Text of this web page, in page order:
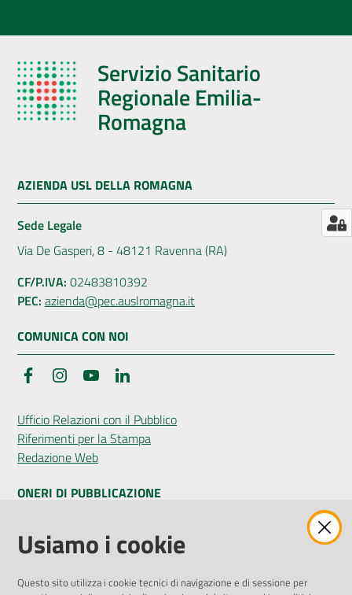
Servizio Sanitario
Regionale Emilia-
Romagna
AZIENDA USL DELLA ROMAGNA
Sede Legale
Via De Gasperi, 8 - 48121 Ravenna (RA)
CF/P.IVA: 02483810392
PEC: azienda@pec.auslromagna.it
COMUNICA CON NOI
FacebookInstagramYouTube
Ufficio Relazioni con il Pubblico
Riferimenti per la Stampa
Redazione Web
ONERI DI PUBBLICAZIONE
Amministrazione Trasparente
Pubblicità legale
Privacy Policy
Usiamo i cookie
Questo sito utilizza i cookie tecnici di navigazione e di sessione per